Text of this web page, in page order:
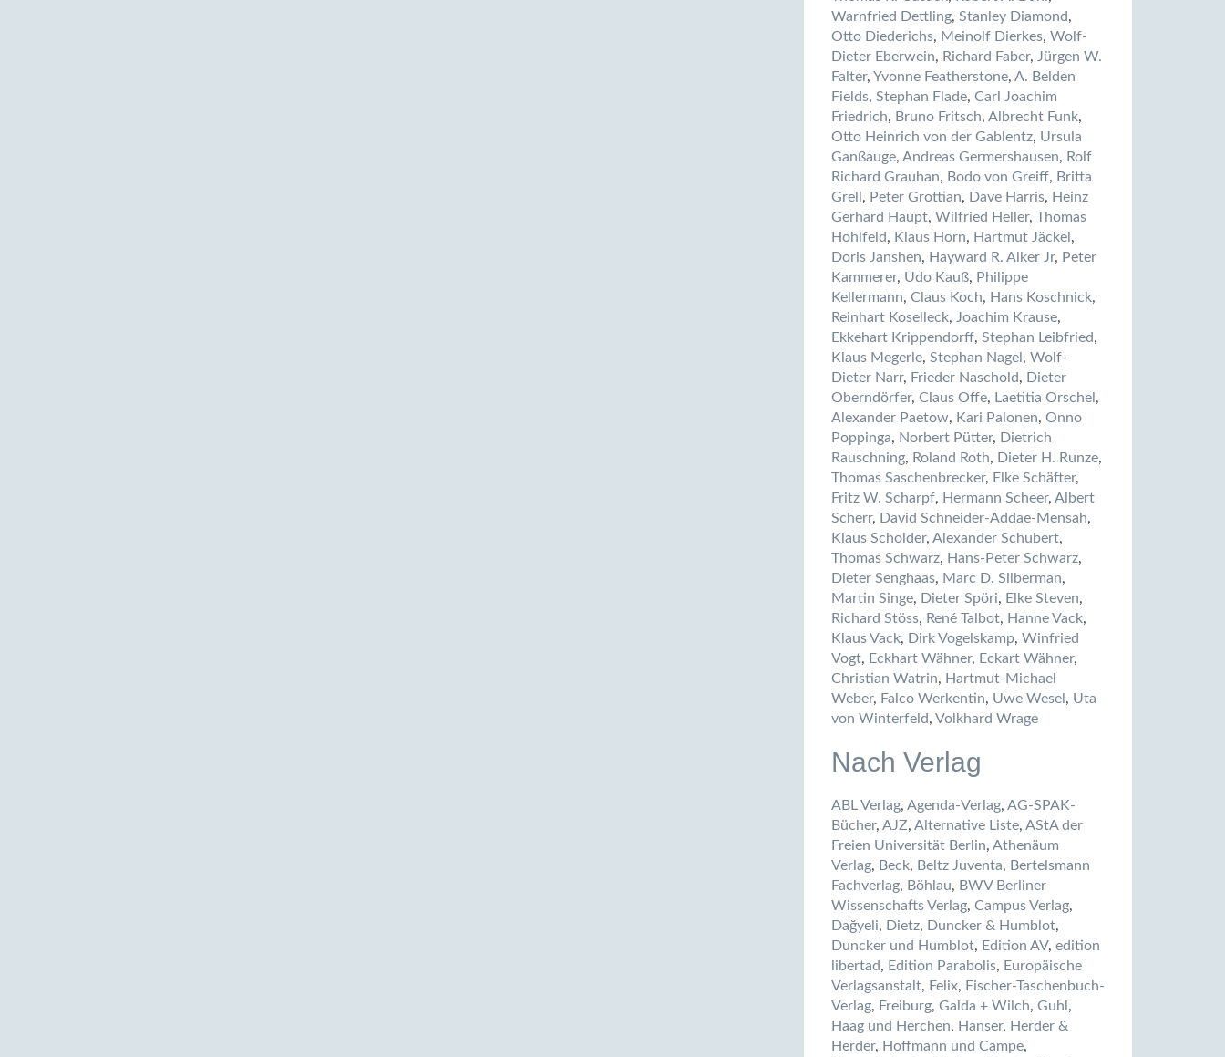
Warnfried Dettling, Stanley Diamond,
Otto Diederichs, Meinolf Dierkes, Wolf-
Dieter Eberwein, Richard Faber, Jürgen W.
Falter, Yvonne Featherstone, A. Belden
Fields, Stephan Flade, Carl Joachim
Friedrich, Bruno Fritsch, Albrecht Funk,
Otto Heinrich von der Gablentz, Ursula
Ganßauge, Andreas Germershausen, Rolf
Richard Grauhan, Bodo von Greiff, Britta
Grell , Peter Grottian, Dave Harris, Heinz
Gerhard Haupt, Wilfried Heller, Thomas
Hohlfeld, Klaus Horn, Hartmut Jäckel ,
Doris Janshen, Hayward R. Alker Jr, Peter
Kammerer, Udo Kauß, Philippe
Kellermann, Claus Koch, Hans Koschnick,
Reinhart Koselleck, Joachim Krause,
Ekkehart Krippendorff, Stephan Leibfried,
Klaus Megerle, Stephan Nagel , Wolf-
Dieter Narr, Frieder Naschold, Dieter
Oberndörfer, Claus Offe, Laetitia Orschel ,
Alexander Paetow, Kari Palonen, Onno
Poppinga, Norbert Pütter, Dietrich
Rauschning, Roland Roth, Dieter H. Runze,
Thomas Saschenbrecker, Elke Schäfter,
Fritz W. Scharpf, Hermann Scheer, Albert
Scherr, David Schneider-Addae-Mensah,
Klaus Scholder, Alexander Schubert,
Thomas Schwarz, Hans-Peter Schwarz,
Dieter Senghaas, Marc D. Silberman,
Martin Singe, Dieter Spöri, Elke Steven,
Richard Stöss, René Talbot, Hanne Vack,
Klaus Vack, Dirk Vogelskamp, Winfried
Vogt, Eckhart Wähner, Eckart Wähner,
Christian Watrin, Hartmut-Michael
Weber, Falco Werkentin, Uwe Wesel , Uta
von Winterfeld, Volkhard Wrage
Nach Verlag
ABL Verlag, Agenda-Verlag, AG-SPAK-
Bücher, AJZ, Alternative Liste, AStA der
Freien Universität Berlin, Athenäum
Verlag, Beck, Beltz Juventa, Bertelsmann
Fachverlag, Böhlau, BWV Berliner
Wissenschafts Verlag, Campus Verlag,
Dağyeli, Dietz, Duncker & Humblot,
Duncker und Humblot, Edition AV, edition
libertad, Edition Parabolis, Europäische
Verlagsanstalt, Felix, Fischer-Taschenbuch-
Verlag, Freiburg, Galda + Wilch, Guhl ,
Haag und Herchen, Hanser, Herder &
Herder, Hoffmann und Campe,